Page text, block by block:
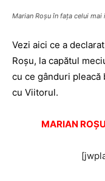
Marian Roşu în faţa celui
Vezi aici ce a
Roşu, la capătul
cu ce gânduri pleacă
cu Viitorul.
MARIAN